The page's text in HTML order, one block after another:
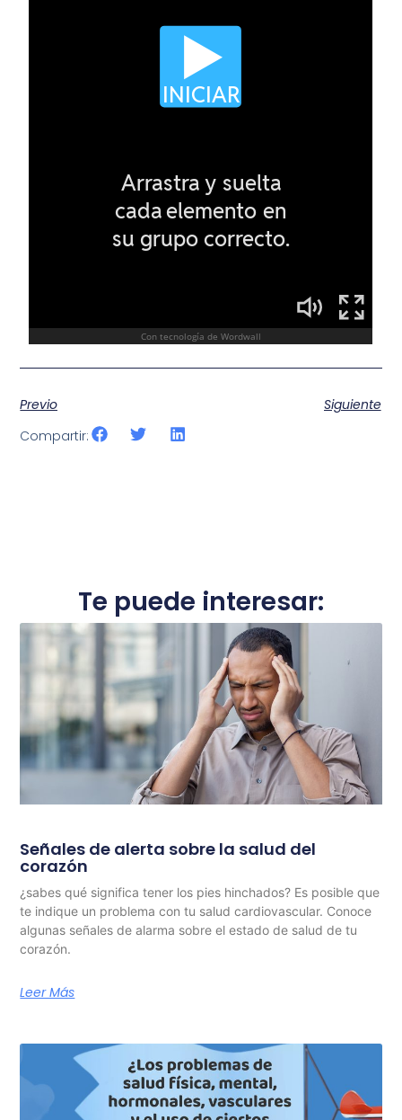
Previo
Siguiente
Compartir:
Te puede interesar:
Señales de alerta sobre la salud del
corazón
¿sabes qué significa tener los pies hinchados? Es posible que
te indique un problema con tu salud cardiovascular. Conoce
algunas señales de alarma sobre el estado de salud de tu
corazón.
Leer Más